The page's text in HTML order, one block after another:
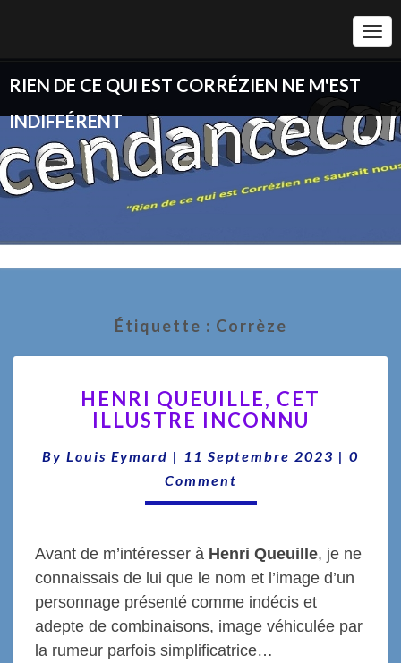
RIEN DE CE QUI EST CORRÉZIEN NE M'EST
INDIFFÉRENT
Étiquette : Corrèze
QUEUILLE,
CET
INCONNU
HENRI QUEUILLE, CET
ILLUSTRE INCONNU
By Louis Eymard | 11 Septembre 2023 | 0
Comment
Avant de m’intéresser à Henri Queuille, je ne
connaissais de lui que le nom et l’image d’un
personnage présenté comme indécis et
adepte de combinaisons, image véhiculée par
la rumeur parfois simplificatrice…